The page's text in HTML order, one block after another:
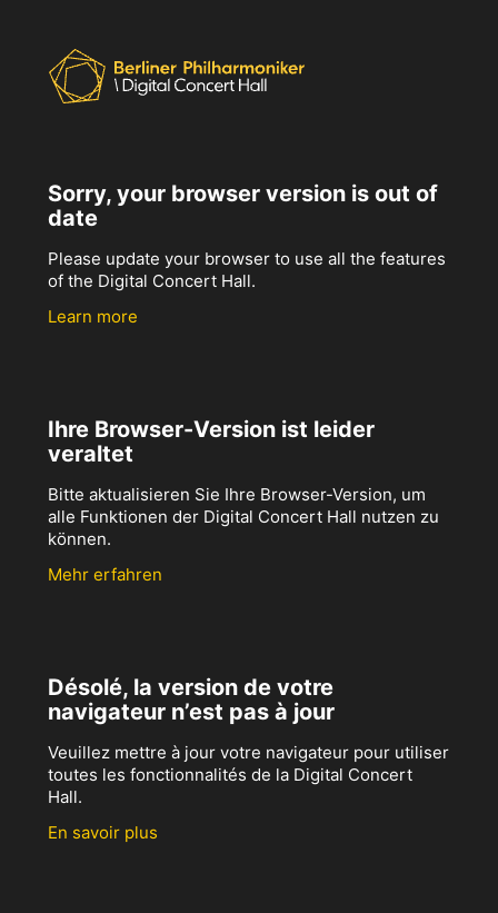
Sorry, your browser version is out of
date
Please update your browser to use all the features
of the Digital Concert Hall.
Learn more
Ihre Browser-Version ist leider
veraltet
Bitte aktualisieren Sie Ihre Browser-Version, um
alle Funktionen der Digital Concert Hall nutzen zu
können.
Mehr erfahren
Désolé, la version de votre
navigateur n’est pas à jour
Veuillez mettre à jour votre navigateur pour utiliser
toutes les fonctionnalités de la Digital Concert
Hall.
En savoir plus